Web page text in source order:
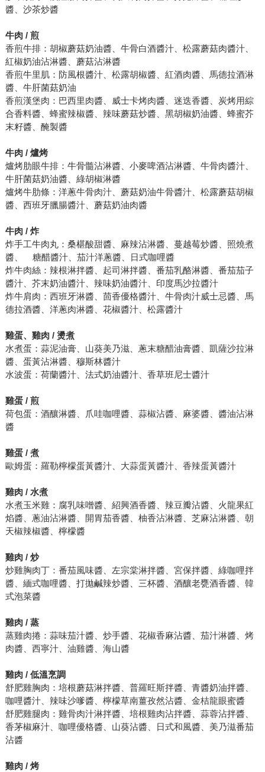
醬、沙茶炒醬
牛肉 / 煎
香煎牛排：胡椒蘑菇奶油醬、牛骨白酒醬汁、松露蘑菇肉醬汁、
紅椒奶油沾淋醬、蘑菇沾淋醬
香煎牛里肌：防風根醬汁、松露胡椒醬、紅酒肉醬、馬德拉酒淋
醬、牛肝菌菇奶油
香煎漢堡肉：巴西里肉醬、威士卡烤肉醬、迷迭香醬、炭烤用綜
合香料醬、蜂蜜辣椒醬、辣味蘑菇炒醬、黑胡椒奶油醬、蜂蜜芥
末籽醬、醃製醬
牛肉 / 爐烤
爐烤肋眼牛排：牛骨髓沾淋醬、小麥啤酒沾淋醬、牛骨肉醬汁、
牛肝菌菇奶油醬、綠胡椒淋醬
爐烤牛肋條：洋蔥牛骨肉汁、蘑菇奶油牛骨醬汁、松露蘑菇胡椒
醬、西班牙臘腸醬汁、蘑菇奶油肉醬
牛肉 / 炸
炸手工牛肉丸：桑椹酸甜醬、麻辣沾淋醬、蔓越莓炒醬、照燒煮
醬、 糖醋醬汁、茄汁洋蔥醬、日式咖哩醬
炸牛肉絲：辣根淋拌醬、起司淋拌醬、番茄乳酪淋醬、番茄茄子
醬汁、芥末奶油醬汁、辣味奶油醬汁、印度馬沙拉醬汁
炸牛肩肉：西班牙淋醬、茴香優格醬汁、牛骨肉汁威士忌醬、馬
德拉酒醬、洋蔥肉淋醬、花椒醬汁、松露醬汁
雞蛋、雞肉 / 燙煮
水煮蛋：蒜泥油膏、山葵美乃滋、蔥末糖醋油膏醬、凱薩沙拉淋
醬、蛋黃沾淋醬、穆斯林醬汁
水波蛋：荷蘭醬汁、法式奶油醬汁、香草班尼士醬汁
雞蛋 / 煎
荷包蛋：酒釀淋醬、爪哇咖哩醬、蒜椒沾醬、麻婆醬、醬油沾淋
醬
雞蛋 / 煮
歐姆蛋：羅勒檸檬蛋黃醬汁、大蒜蛋黃醬汁、香辣蛋黃醬汁
雞肉 / 水煮
水煮玉米雞：腐乳味噌醬、紹興酒香醬、辣豆瓣沾醬、火龍果紅
焰醬、蔥油沾淋醬、開胃茄香醬、柚香沾淋醬、芝麻沾淋醬、朝
天椒辣椒醬、檸檬醬
雞肉 / 炒
炒雞胸肉丁：番茄風味醬、左宗棠淋拌醬、宮保拌醬、綠咖哩拌
醬、緬式咖哩醬、打拋鹹辣炒醬、三杯醬、酒釀老甕酒香醬、韓
式泡菜醬
雞肉 / 蒸
蒸雞肉捲：蒜味茄汁醬、炒手醬、花椒香麻沾醬、茄汁淋醬、烤
肉醬、西寧汁、油雞醬、海山醬
雞肉 / 低溫烹調
舒肥雞胸肉：培根蘑菇淋拌醬、普羅旺斯拌醬、青醬奶油拌醬、
咖哩醬汁、辣味沙嗲醬、檸檬草南薑孜然沾醬、金桔龍眼蜜醬
舒肥雞腿肉：雞骨肉汁淋拌醬、培根雞肉沾拌醬、蒜蓉沾拌醬、
香茅椒麻汁、咖哩優格醬、山葵沾醬、日式和風醬、美乃滋番茄
沾醬
雞肉 / 烤